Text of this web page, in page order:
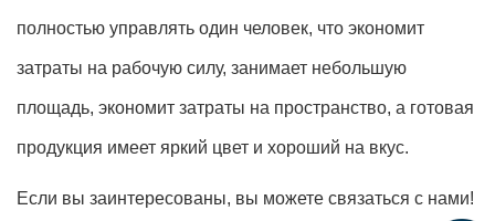
полностью управлять один человек, что экономит
затраты на рабочую силу, занимает небольшую
площадь, экономит затраты на пространство, а готовая
продукция имеет яркий цвет и хороший на вкус.
Если вы заинтересованы, вы можете связаться с нами!